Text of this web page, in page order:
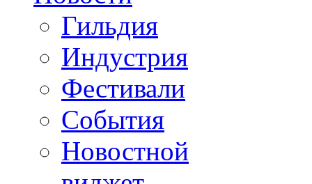
Гильдия
Индустрия
Фестивали
События
Новостной